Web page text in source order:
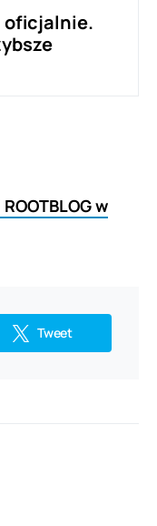
oficjalnie.
w
Tweet